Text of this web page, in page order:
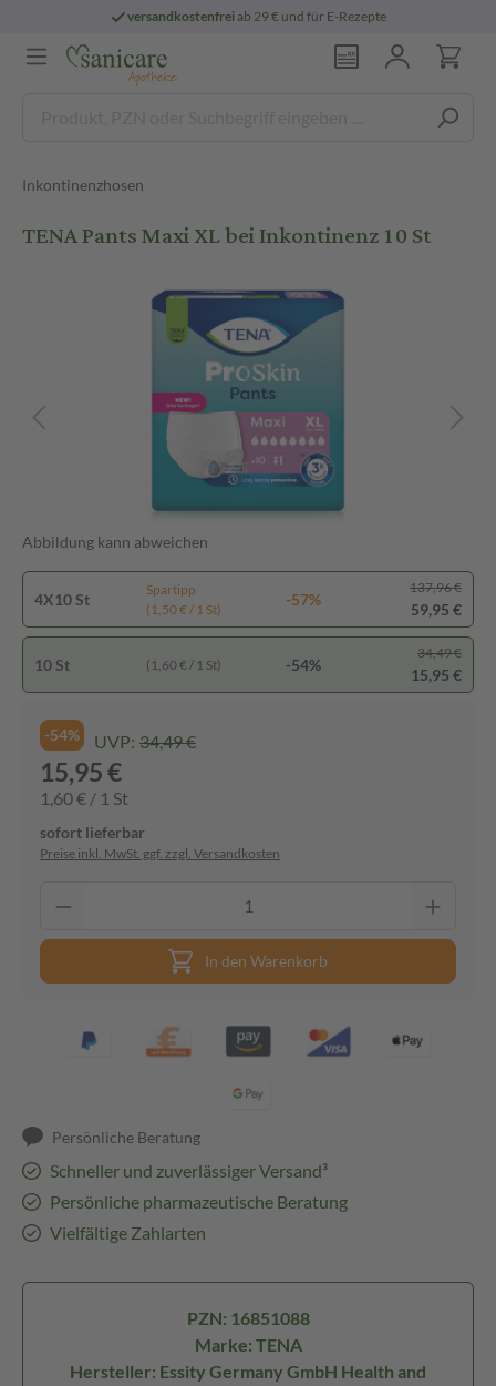
versandkostenfreiab 29 € und für E-Rezepte
Inkontinenzhosen
TENA Pants Maxi XL bei Inkontinenz 10 St
Abbildung kann abweichen
4X10 St
Spartipp
(1,50 € / 1 St)
-57%
137,96 €
59,95 €
10 St (1,60 € / 1 St) -54%
34,49 €
15,95 €
-54% UVP: 34,49 €
15,95 €
1,60 € / 1 St
sofort lieferbar
Preise inkl. MwSt. ggf. zzgl. Versandkosten
In den Warenkorb
Persönliche Beratung
Schneller und zuverlässiger Versand³
Persönliche pharmazeutische Beratung
Vielfältige Zahlarten
PZN: 16851088
Marke: TENA
Hersteller: Essity Germany GmbH Health and